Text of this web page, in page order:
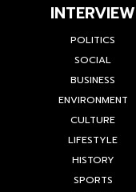
INTERVIEW
POLITICS
SOCIAL
BUSINESS
ENVIRONMENT
CULTURE
LIFESTYLE
HISTORY
SPORTS